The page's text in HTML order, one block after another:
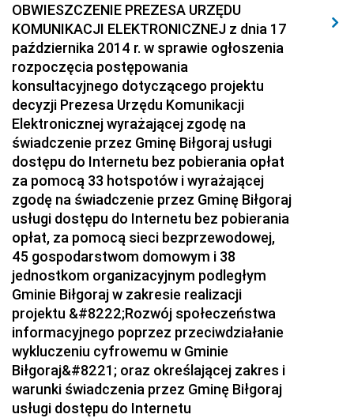
Elektronicznej
2026
2024
2023
2022
2021
2019
2018
2017
2016
2015
2014
z 23 grudnia 2014 pozycja 79
z 22 grudnia 2014 pozycje 76-78
OBWIESZCZENIE PREZESA URZĘDU
KOMUNIKACJI ELEKTRONICZNEJ z dnia 17
października 2014 r. w sprawie ogłoszenia
rozpoczęcia postępowania
konsultacyjnego dotyczącego projektu
decyzji Prezesa Urzędu Komunikacji
Elektronicznej wyrażającej zgodę na
świadczenie przez Gminę Biłgoraj usługi
dostępu do Internetu bez pobierania opłat
za pomocą 33 hotspotów i wyrażającej
zgodę na świadczenie przez Gminę Biłgoraj
usługi dostępu do Internetu bez pobierania
opłat, za pomocą sieci bezprzewodowej,
45 gospodarstwom domowym i 38
jednostkom organizacyjnym podległym
Gminie Biłgoraj w zakresie realizacji
projektu &#8222;Rozwój społeczeństwa
informacyjnego poprzez przeciwdziałanie
wykluczeniu cyfrowemu w Gminie
Biłgoraj&#8221; oraz określającej zakres i
warunki świadczenia przez Gminę Biłgoraj
usługi dostępu do Internetu